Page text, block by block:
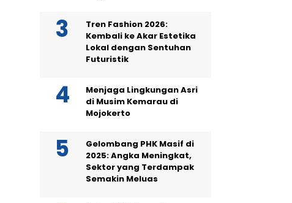
Tren Fashion 2026:
Kembali ke Akar Estetika
Lokal dengan Sentuhan
Futuristik
Menjaga Lingkungan Asri
di Musim Kemarau di
Mojokerto
Gelombang PHK Masif di
2025: Angka Meningkat,
Sektor yang Terdampak
Semakin Meluas